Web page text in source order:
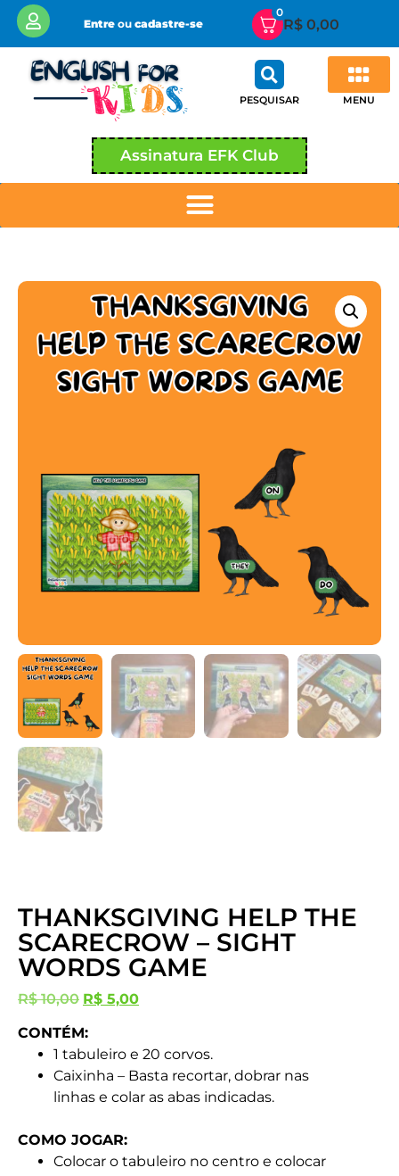
Entreou cadastre-se
0
R$ 0,00
PESQUISAR MENU
Assinatura EFK Club
THANKSGIVING HELP THE
SCARECROW – SIGHT
WORDS GAME
R$10,00 R$ 5,00
CONTÉM:
1 tabuleiro e 20 corvos.
Caixinha – Basta recortar, dobrar nas
linhas e colar as abas indicadas.
COMO JOGAR:
Colocar o tabuleiro no centro e colocar